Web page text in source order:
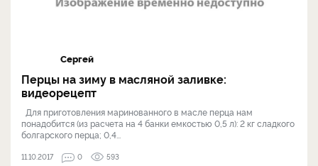
Сергей
Перцы на зиму в масляной заливке:
видеорецепт
Для приготовления маринованного в масле перца нам
понадобится (из расчета на 4 банки емкостью 0,5 л): 2 кг сладкого
болгарского перца; 0,4...
11.10.2017 0 593